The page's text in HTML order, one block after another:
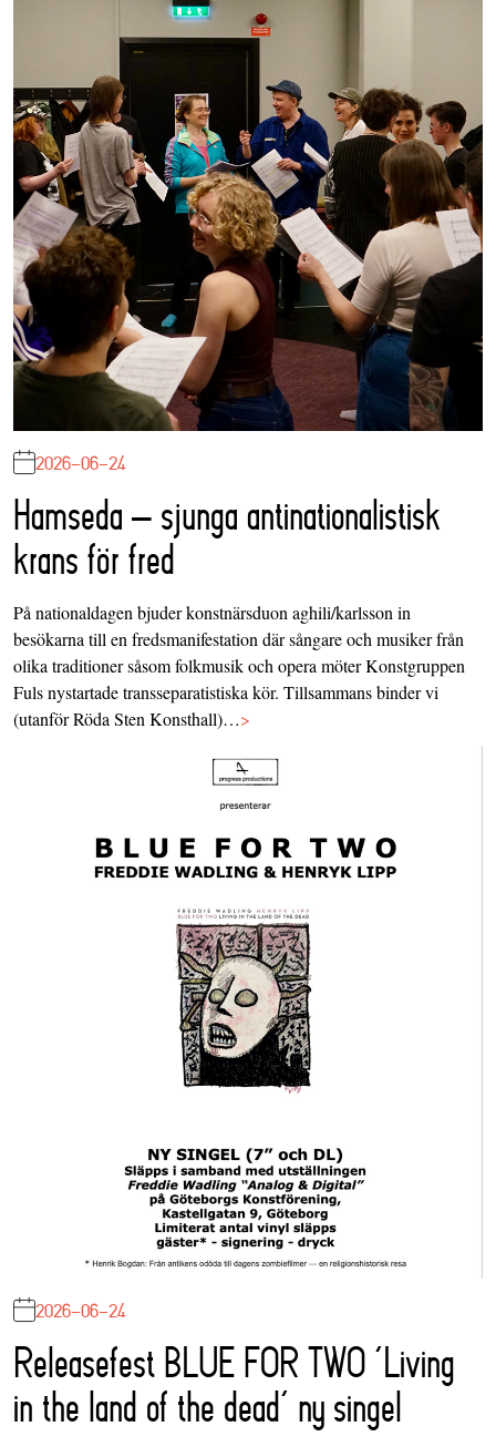
2026-06-24
Hamseda – sjunga antinationalistisk
krans för fred
På nationaldagen bjuder konstnärsduon aghili/karlsson in
besökarna till en fredsmanifestation där sångare och musiker från
olika traditioner såsom folkmusik och opera möter Konstgruppen
Fuls nystartade transseparatistiska kör. Tillsammans binder vi
(utanför Röda Sten Konsthall)…>
2026-06-24
Releasefest BLUE FOR TWO ‘Living
in the land of the dead’ ny singel